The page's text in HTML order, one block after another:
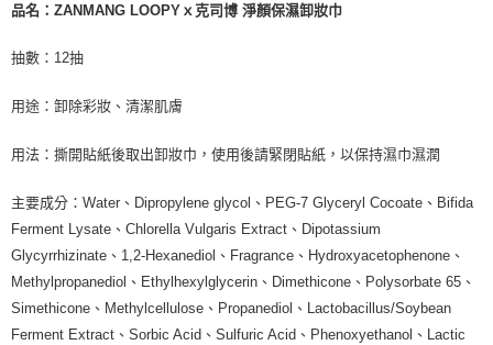
品名：ZANMANG LOOPYｘ克司博 淨顏保濕卸妝巾
抽數：12抽
用途：卸除彩妝、清潔肌膚
用法：撕開貼紙後取出卸妝巾，使用後請緊閉貼紙，以保持濕巾濕潤
主要成分：Water、Dipropylene glycol、PEG-7 Glyceryl Cocoate、Bifida
Ferment Lysate、Chlorella Vulgaris Extract、Dipotassium
Glycyrrhizinate、1,2-Hexanediol、Fragrance、Hydroxyacetophenone、
Methylpropanediol、Ethylhexylglycerin、Dimethicone、Polysorbate 65、
Simethicone、Methylcellulose、Propanediol、Lactobacillus/Soybean
Ferment Extract、Sorbic Acid、Sulfuric Acid、Phenoxyethanol、Lactic